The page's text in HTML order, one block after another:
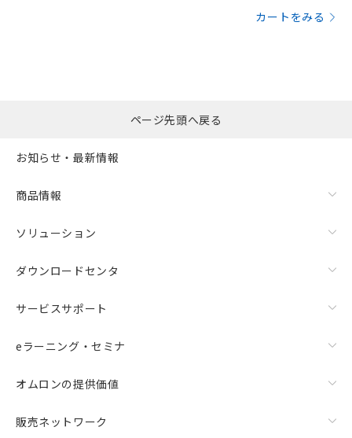
カートをみる
ページ先頭へ戻る
お知らせ・最新情報
商品情報
ソリューション
ダウンロードセンタ
サービスサポート
eラーニング・セミナ
オムロンの提供価値
販売ネットワーク